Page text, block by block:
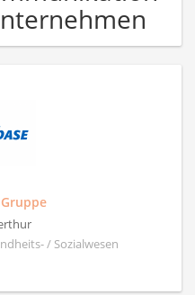
/ Sozialwesen